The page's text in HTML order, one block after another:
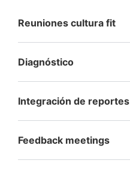
Reuniones cultura fit
Diagnóstico
Integración de reportes
Feedback meetings